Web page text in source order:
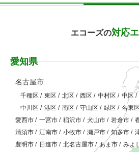
エコーズの対応
愛知県
名古屋市
千種区 / 東区 / 北区 / 西区 / 中村区 / 中区/
中川区 / 港区 / 南区 / 守山区 / 緑区 / 名東
愛西市 / 一宮市 / 稲沢市 / 犬山市 / 岩倉市 /
清須市 / 江南市 / 小牧市 / 瀬戸市 / 知多市 /
豊明市 / 日進市 / 北名古屋市 / あま市 / みよ